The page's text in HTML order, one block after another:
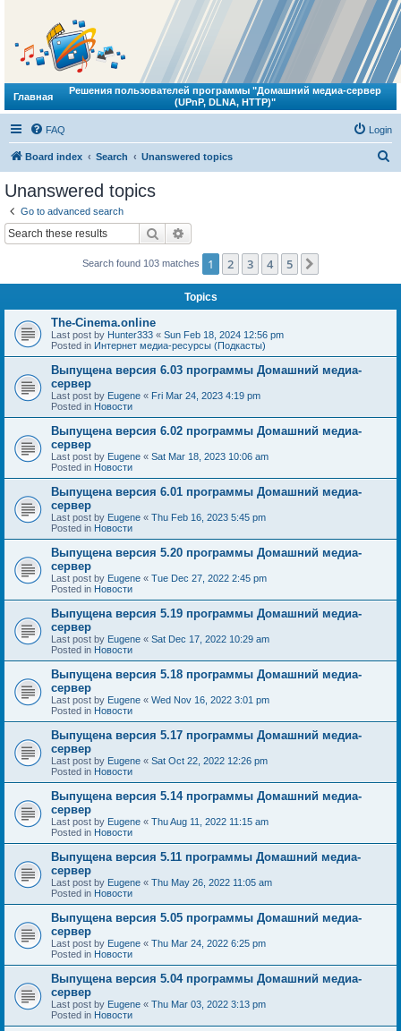
Главная
Решения пользователей программы "Домашний медиа-сервер
(UPnP, DLNA, HTTP)"
FAQ Login
Board index Search Unanswered topics
Unanswered topics
Go to advanced search
Search
Search found 103 matches 1 2 3 4 5
Topics
The-Cinema.online
Last post by Hunter333 « Sun Feb 18, 2024 12:56 pm
Posted in Интернет медиа-ресурсы (Подкасты)
Выпущена версия 6.03 программы Домашний медиа-
сервер
Last post by Eugene « Fri Mar 24, 2023 4:19 pm
Posted in Новости
Выпущена версия 6.02 программы Домашний медиа-
сервер
Last post by Eugene « Sat Mar 18, 2023 10:06 am
Posted in Новости
Выпущена версия 6.01 программы Домашний медиа-
сервер
Last post by Eugene « Thu Feb 16, 2023 5:45 pm
Posted in Новости
Выпущена версия 5.20 программы Домашний медиа-
сервер
Last post by Eugene « Tue Dec 27, 2022 2:45 pm
Posted in Новости
Выпущена версия 5.19 программы Домашний медиа-
сервер
Last post by Eugene « Sat Dec 17, 2022 10:29 am
Posted in Новости
Выпущена версия 5.18 программы Домашний медиа-
сервер
Last post by Eugene « Wed Nov 16, 2022 3:01 pm
Posted in Новости
Выпущена версия 5.17 программы Домашний медиа-
сервер
Last post by Eugene « Sat Oct 22, 2022 12:26 pm
Posted in Новости
Выпущена версия 5.14 программы Домашний медиа-
сервер
Last post by Eugene « Thu Aug 11, 2022 11:15 am
Posted in Новости
Выпущена версия 5.11 программы Домашний медиа-
сервер
Last post by Eugene « Thu May 26, 2022 11:05 am
Posted in Новости
Выпущена версия 5.05 программы Домашний медиа-
сервер
Last post by Eugene « Thu Mar 24, 2022 6:25 pm
Posted in Новости
Выпущена версия 5.04 программы Домашний медиа-
сервер
Last post by Eugene « Thu Mar 03, 2022 3:13 pm
Posted in Новости